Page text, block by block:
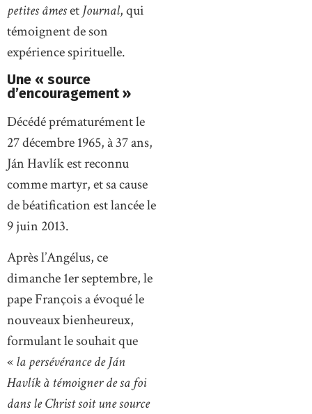
petites âmesetJournal, qui
témoignent de son
expérience spirituelle.
Une « source
d’encouragement »
Décédé prématurément le
27 décembre 1965, à 37 ans,
Ján Havlík est reconnu
comme martyr, et sa cause
de béatification est lancée le
9 juin 2013.
Après l’Angélus, ce
dimanche 1er septembre, le
pape François a évoqué le
nouveaux bienheureux,
formulant le souhait que
«la persévérance de Ján
Havlík à témoigner de sa foi
dans le Christ soit une source